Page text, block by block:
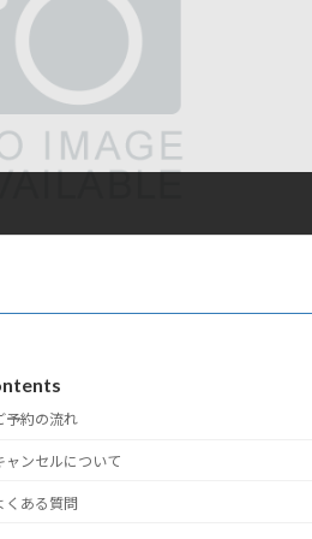
予約の流れ
ャンセルについて
くある質問